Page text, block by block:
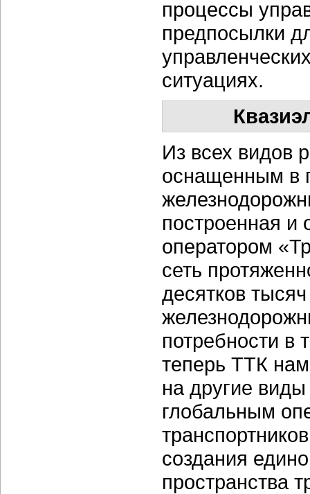
процессы
предпосылки
ситуациях.
Из всех видов
оснащенным в
построенная и
оператором
сеть
десятков
потребности в
теперь ТТК
на другие виды
глобальным
создания
пространства